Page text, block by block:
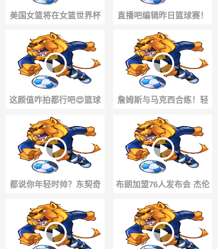
美国女篮将在女篮世界杯
首战与中国队展开正面对
决，你期待嘛...
直播吧编辑昨日篮球赛！
多姆连打两铁后知耻后勇
一条龙连过数人！
这颜值咋拍都行吧😍篮球
女主持炼炼教大家怎么出
片~
詹姆斯与马克西合练！轻
松暴扣🔥老头这身体状态
还能打好久吧！
都说你年轻时帅？东契奇
曾答：我对现在颜值很满
意，让别人说去吧
布朗加盟76人发布会 杰伦
布朗受到费城热烈欢迎 ...